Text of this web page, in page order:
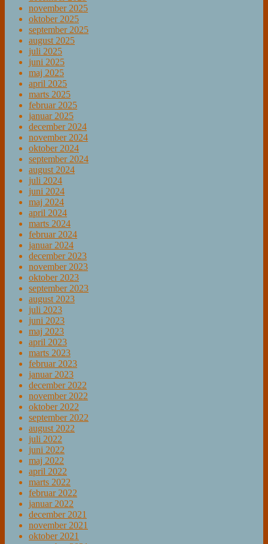
november 2025
oktober 2025
september 2025
august 2025
juli 2025
juni 2025
maj 2025
april 2025
marts 2025
februar 2025
januar 2025
december 2024
november 2024
oktober 2024
september 2024
august 2024
juli 2024
juni 2024
maj 2024
april 2024
marts 2024
februar 2024
januar 2024
december 2023
november 2023
oktober 2023
september 2023
august 2023
juli 2023
juni 2023
maj 2023
april 2023
marts 2023
februar 2023
januar 2023
december 2022
november 2022
oktober 2022
september 2022
august 2022
juli 2022
juni 2022
maj 2022
april 2022
marts 2022
februar 2022
januar 2022
december 2021
november 2021
oktober 2021